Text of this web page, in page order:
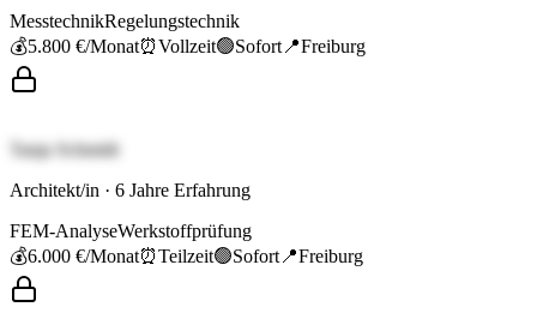
MesstechnikRegelungstechnik
💰5.800 €/Monat⏰Vollzeit🟢Sofort 📍Freiburg
Tanja Schmidt
Architekt/in · 6 Jahre Erfahrung
FEM-AnalyseWerkstoffprüfung
💰6.000 €/Monat⏰Teilzeit🟢Sofort 📍Freiburg